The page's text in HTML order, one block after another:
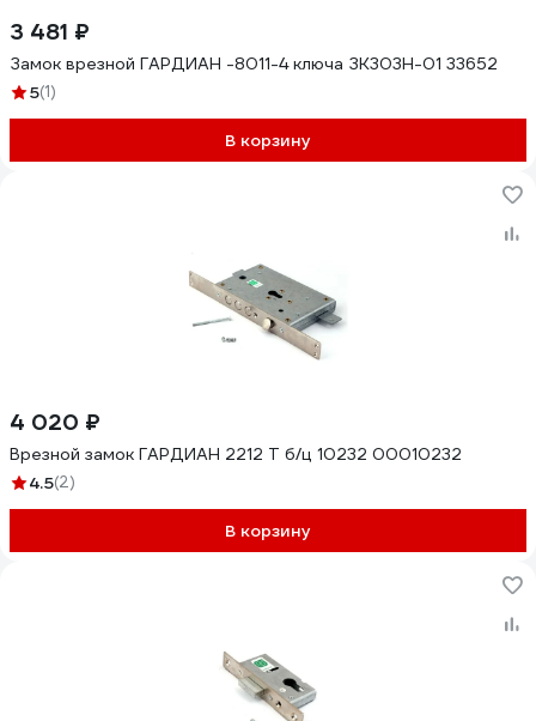
3 481 ₽
Замок врезной ГАРДИАН -8011-4 ключа ЗК303Н-01 33652
5(1)
В корзину
4 020 ₽
Врезной замок ГАРДИАН 2212 Т б/ц 10232 00010232
4.5(2)
В корзину